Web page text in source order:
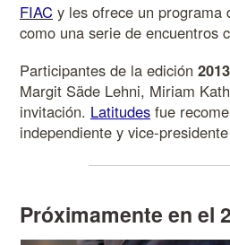
FIAC y les ofrece un programa
como una serie de encuentros
Participantes de la edición 2013
Margit Säde Lehni, Miriam
invitación. Latitudes fue
independiente y vice-
Próximamente en el